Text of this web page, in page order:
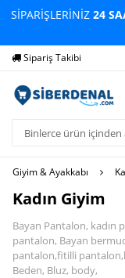
SİPARİŞLERİNİZ24
Sipariş Takibi
Giyim & Ayakkabı
Kadın Giyim
Bayan Pantalon,
pantalon, Bayan
pantalon,fitilli
Beden, Bluz, body,